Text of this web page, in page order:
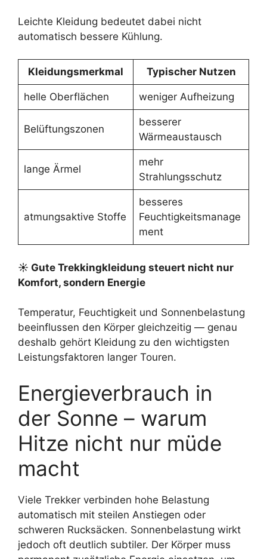
Leichte Kleidung bedeutet dabei nicht
automatisch bessere Kühlung.
Kleidungsmerkmal Typischer Nutzen
helle Oberflächen weniger Aufheizung
Belüftungszonen
besserer
Wärmeaustausch
lange Ärmel
mehr
Strahlungsschutz
atmungsaktive Stoffe
besseres
Feuchtigkeitsmanage
ment
☀ Gute Trekkingkleidung steuert nicht nur
Komfort, sondern Energie
Temperatur, Feuchtigkeit und Sonnenbelastung
beeinflussen den Körper gleichzeitig — genau
deshalb gehört Kleidung zu den wichtigsten
Leistungsfaktoren langer Touren.
Energieverbrauch in
der Sonne – warum
Hitze nicht nur müde
macht
Viele Trekker verbinden hohe Belastung
automatisch mit steilen Anstiegen oder
schweren Rucksäcken. Sonnenbelastung wirkt
jedoch oft deutlich subtiler. Der Körper muss